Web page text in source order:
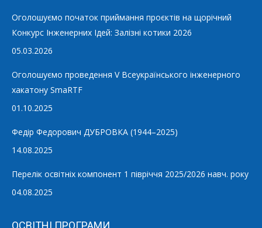
Оголошуємо початок приймання проєктів на щорічний
Конкурс Інженерних Ідей: Залізні котики 2026
05.03.2026
Оголошуємо проведення V Всеукраїнського інженерного
хакатону SmaRTF
01.10.2025
Федір Федорович ДУБРОВКА (1944–2025)
14.08.2025
Перелік освітніх компонент 1 півріччя 2025/2026 навч. року
04.08.2025
ОСВІТНІ ПРОГРАМИ